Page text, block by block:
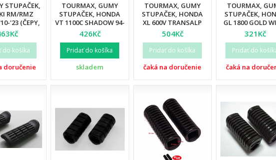
STUPAČEK,
RM/RMZ
'23 (ČEPY,
ZAJIŠTĚNÍ)
do košíka
doručenie
TOURMAX, GUMY
STUPAČEK, HONDA
VT 1100C SHADOW 94-
99, VTX 1800C 02-05 (2
KS.)
426Kč
Pridať do košíka
skladem
TOURMAX, GUMY
STUPAČEK, HONDA
XL 600V TRANSALP
92-99, XRV 750 AFRICA
TWIN 92-00, NX 650
DOMINATOR 92-04 (2
504Kč
Pridať do košíka
čaká na doručenie
TOURMAX,
STUPAČEK,
GL 1800 GOLD
01-07 (2 KS.)
321Kč
Pridať do
čaká na